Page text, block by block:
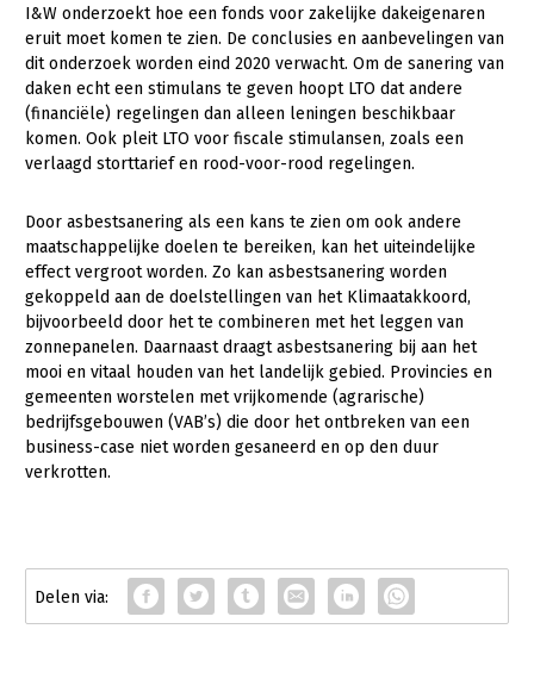
Vrouw en Bedrijf
Onderwerpen
Nieuws
Nieuwsabonnement
Webinars
Over LTO
LTO Nederland
Mensen
Bestuur en Directie
Medewerkers
Jaarverslag 2023
Vacatures
I&W onderzoekt hoe een fonds voor zakelijke dakeigenaren
eruit moet komen te zien. De conclusies en aanbevelingen van
dit onderzoek worden eind 2020 verwacht. Om de sanering van
daken echt een stimulans te geven hoopt LTO dat andere
(financiële) regelingen dan alleen leningen beschikbaar
komen. Ook pleit LTO voor fiscale stimulansen, zoals een
verlaagd storttarief en rood-voor-rood regelingen.
Door asbestsanering als een kans te zien om ook andere
maatschappelijke doelen te bereiken, kan het uiteindelijke
effect vergroot worden. Zo kan asbestsanering worden
gekoppeld aan de doelstellingen van het Klimaatakkoord,
bijvoorbeeld door het te combineren met het leggen van
zonnepanelen. Daarnaast draagt asbestsanering bij aan het
mooi en vitaal houden van het landelijk gebied. Provincies en
gemeenten worstelen met vrijkomende (agrarische)
bedrijfsgebouwen (VAB’s) die door het ontbreken van een
business-case niet worden gesaneerd en op den duur
verkrotten.